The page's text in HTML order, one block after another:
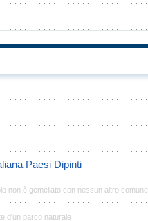
Paesi Dipinti
non è gemellato con nessun altro comune.
d'un parco naturale